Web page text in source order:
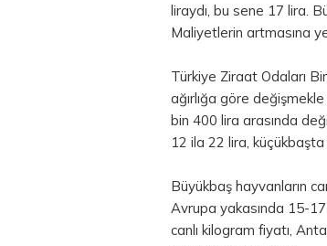
liraydı, bu sene 17 lira.
Maliyetlerin artmasına
Türkiye Ziraat Odaları
ağırlığa göre
bin 400 lira arasında
12 ila 22 lira,
Büyükbaş hayvanların
Avrupa yakasında 15-
canlı kilogram fiyatı,